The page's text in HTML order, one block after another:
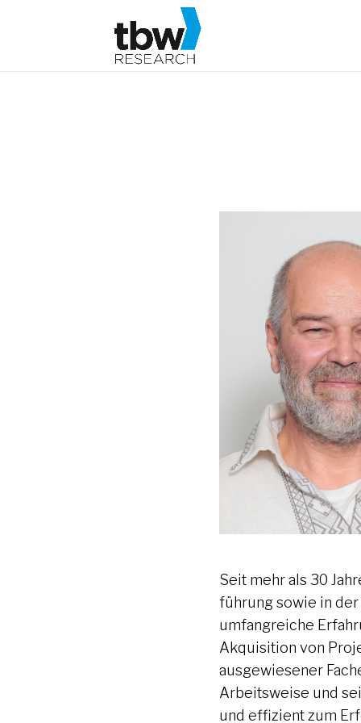
Seit mehr als 30
führung sowie in
umfangreiche
Akquisition von
ausgewiesener
Arbeitsweise und
und effizient zum